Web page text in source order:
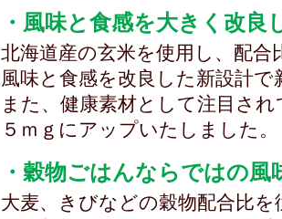
・風味と食感を大きく改
北海道産の玄米を使用し、配
風味と食感を改良した新設計
また、健康素材として注目さ
５ｍｇにアップいたしました。
・穀物ごはんならではの
大麦、きびなどの穀物配合比